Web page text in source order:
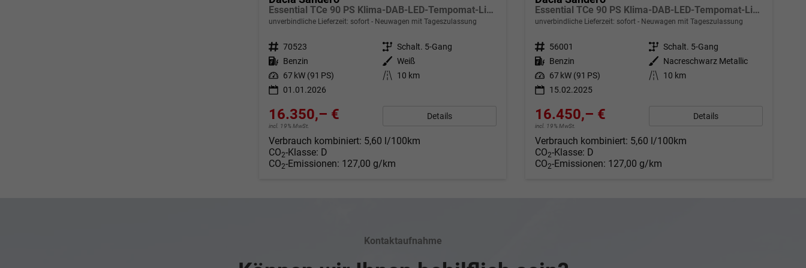
Essential TCe 90 PS Klima-DAB-LED-Tempomat-Limiter-sofort
unverbindliche Lieferzeit: sofort Neuwagen mit Tageszulassung
Fahrzeugnr. 70523 Getriebe Schalt. 5-Gang
Kraftstoff Benzin Außenfarbe Weiß
Leistung 67 kW (91 PS) Kilometerstand
10 km
01.01.2026
16.350,– €
incl. 19% MwSt.
Details
Verbrauch kombiniert: 5,60 l/100km
CO2-Klasse: D
CO2-Emissionen: 127,00 g/km
Essential TCe 90 PS Klima-DAB-LED-Tempomat-Limiter-Sofort
unverbindliche Lieferzeit: sofort Neuwagen mit Tageszulassung
Fahrzeugnr. 56001 Getriebe Schalt. 5-Gang
Kraftstoff Benzin Außenfarbe
Nacreschwarz Metallic
Leistung 67 kW (91 PS) Kilometerstand
10 km
15.02.2025
16.450,– €
incl. 19% MwSt.
Details
Verbrauch kombiniert: 5,60 l/100km
CO2-Klasse: D
CO2-Emissionen: 127,00 g/km
Kontaktaufnahme